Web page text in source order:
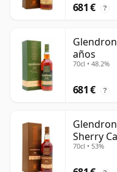
681 € ?
años
70cl • 48.2%
681 € ?
Sherry
70cl • 53%